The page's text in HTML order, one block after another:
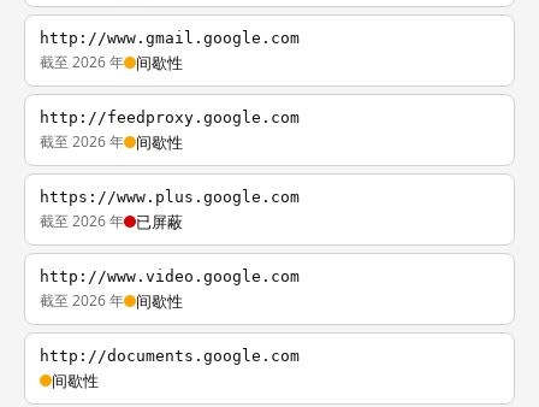
http://www.gmail.google.com
截至 2026 年 间歇性
http://feedproxy.google.com
截至 2026 年 间歇性
https://www.plus.google.com
截至 2026 年 已屏蔽
http://www.video.google.com
截至 2026 年 间歇性
http://documents.google.com
间歇性